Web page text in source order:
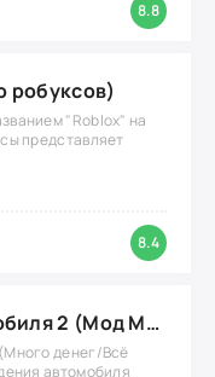
8.8
робуксов)
"Roblox" на
представляет
8.4
Симулятор Автомобиля 2 (Мод Много денег/Всё открыто)
денег/Всё
автомобиля